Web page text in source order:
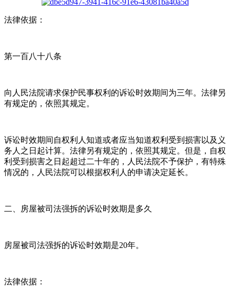
法律依据：
第一百八十八条
向人民法院请求保护民事权利的诉讼时效期间为三年。法律另
有规定的，依照其规定。
诉讼时效期间自权利人知道或者应当知道权利受到损害以及义
务人之日起计算。法律另有规定的，依照其规定。但是，自权
利受到损害之日起超过二十年的，人民法院不予保护，有特殊
情况的，人民法院可以根据权利人的申请决定延长。
二、房屋被司法强拆的诉讼时效期是多久
房屋被司法强拆的诉讼时效期是20年。
法律依据：